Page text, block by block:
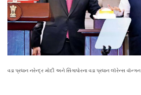
વડા પ્રધાન નરેન્દ્ર મોદી અને સિંગાપોરના વડા પ્રધાન લૉરેન્સ વૉન્ગન